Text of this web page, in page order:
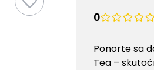
0
Ponorte sa
Tea –